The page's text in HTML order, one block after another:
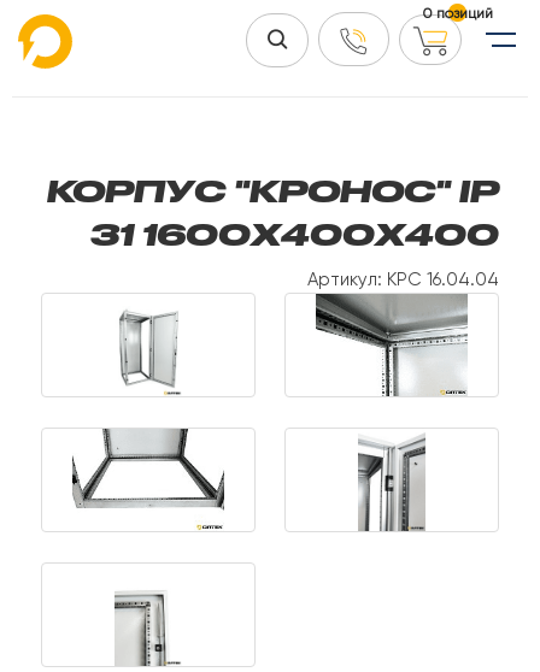
0 позиций
КОРПУС "КРОНОС" IP
31 1600Х400Х400
Артикул: КРС 16.04.04